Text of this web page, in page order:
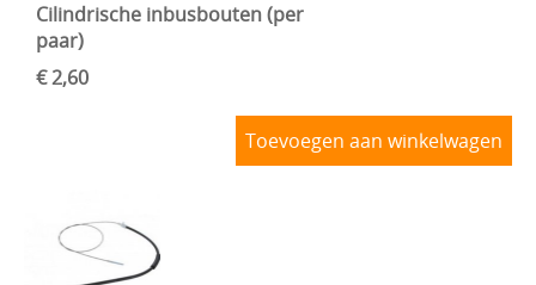
Cilindrische inbusbouten (per
paar)
€ 2,60
Toevoegen aan winkelwagen